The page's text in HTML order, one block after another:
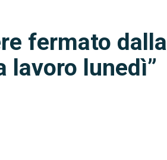
fermato dalla
lavoro lunedì”